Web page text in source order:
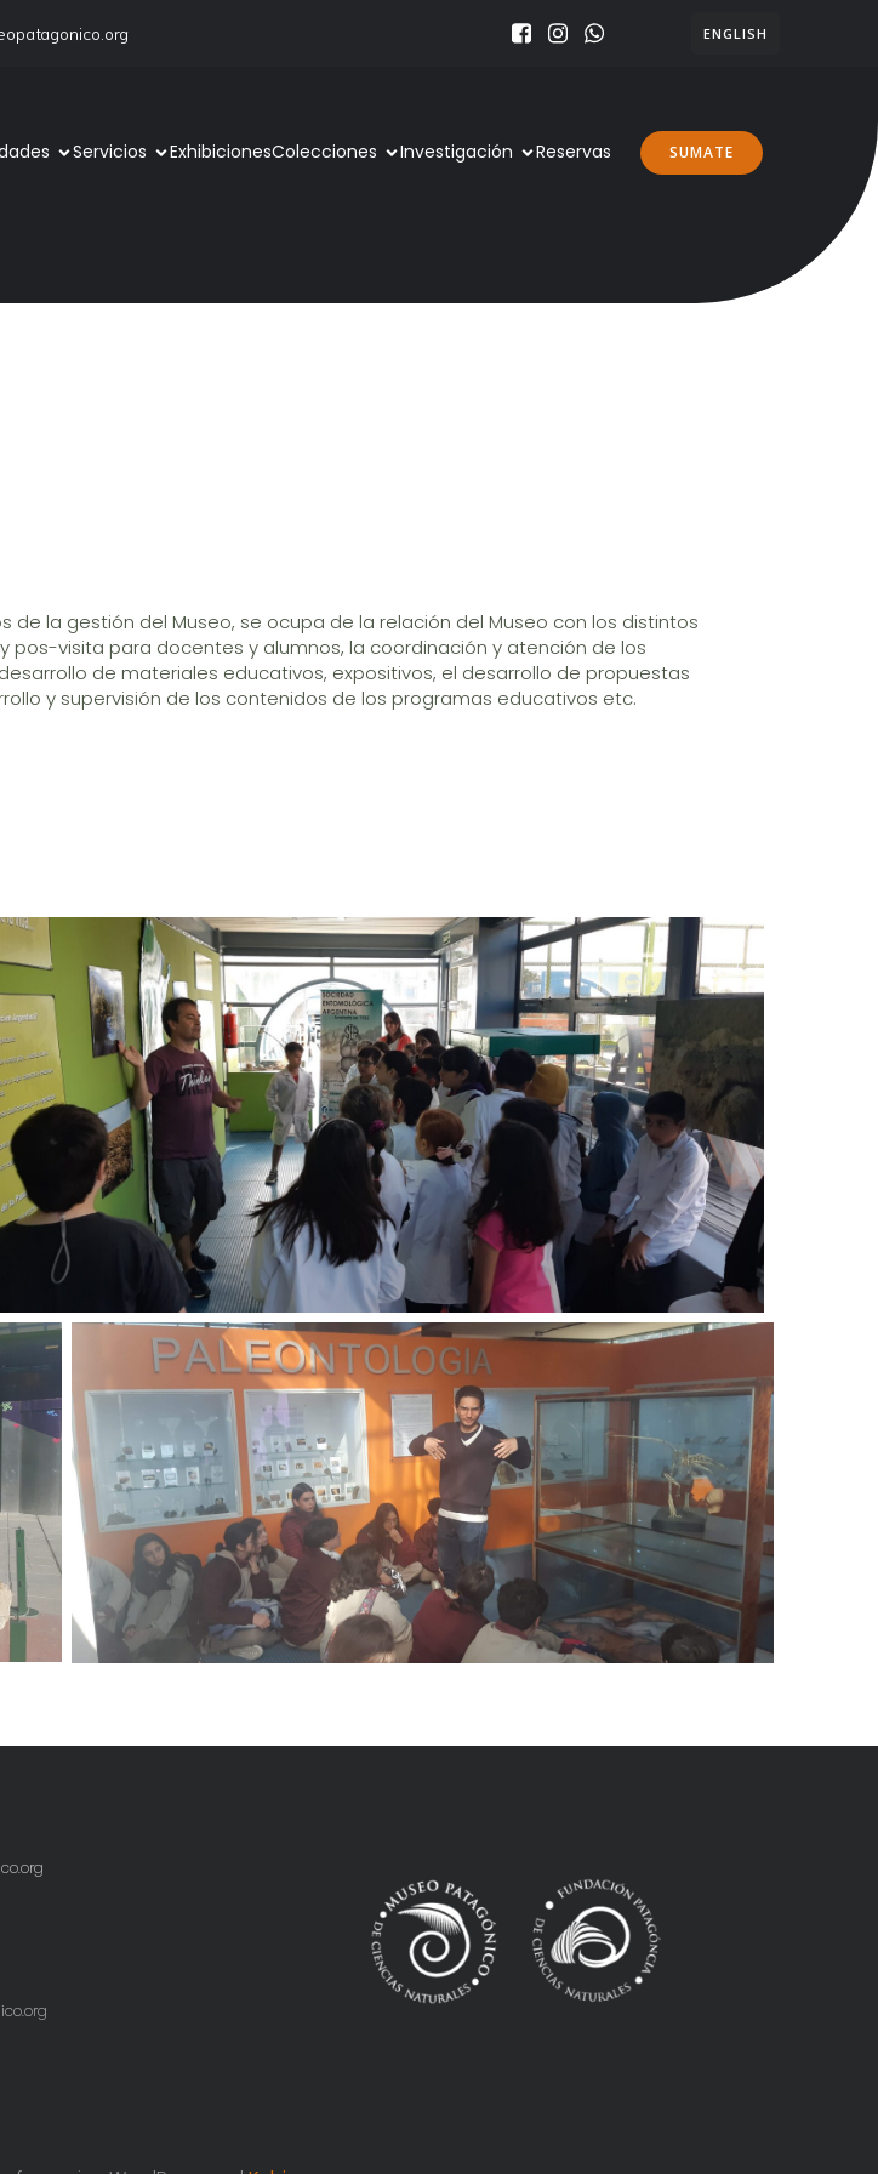
ENGLISH
Servicios ExhibicionesColecciones Investigación Reservas SUMATE
la gestión del Museo, se ocupa de la relación del Museo con los distintos
visita para docentes y alumnos, la coordinación y atención de los
de materiales educativos, expositivos, el desarrollo de propuestas
y supervisión de los contenidos de los programas educativos etc.